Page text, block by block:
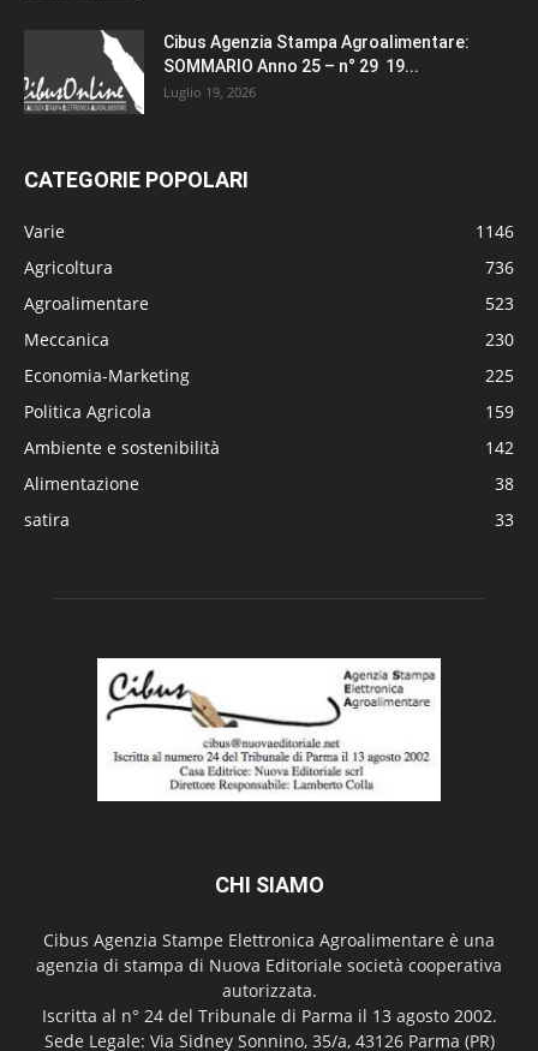
Cibus Agenzia Stampa Agroalimentare:
SOMMARIO Anno 25 – n° 29 19...
Luglio 19, 2026
CATEGORIE POPOLARI
Varie
1146
Agricoltura
736
Agroalimentare
523
Meccanica
230
Economia-Marketing
225
Politica Agricola
159
Ambiente e sostenibilità
142
Alimentazione
38
satira
33
CHI SIAMO
Cibus Agenzia Stampe Elettronica Agroalimentare è una
agenzia di stampa di Nuova Editoriale società cooperativa
autorizzata.
Iscritta al n° 24 del Tribunale di Parma il 13 agosto 2002.
Sede Legale: Via Sidney Sonnino, 35/a, 43126 Parma (PR)